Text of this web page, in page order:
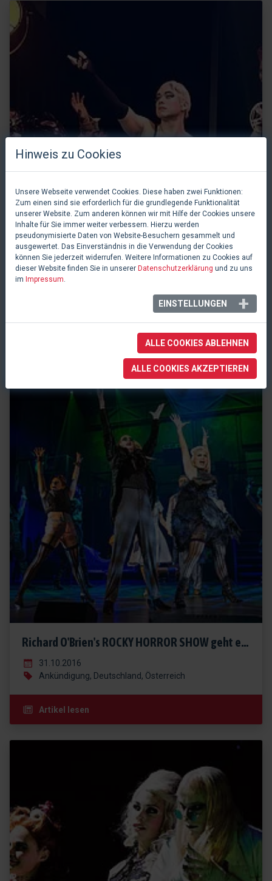
Neue redaktionelle Bewertung: ROCKY HORROR SHOW auf Tour
Richard O'Brien's ROCKY HORROR SHOW geht erneut auf Tour
31.10.2016
Ankündigung, Deutschland, Österreich
Artikel lesen
Hinweis zu Cookies
Unsere Webseite verwendet Cookies. Diese haben zwei Funktionen:
Zum einen sind sie erforderlich für die grundlegende Funktionalität
unserer Website. Zum anderen können wir mit Hilfe der Cookies unsere
Inhalte für Sie immer weiter verbessern. Hierzu werden
pseudonymisierte Daten von Website-Besuchern gesammelt und
ausgewertet. Das Einverständnis in die Verwendung der Cookies
können Sie jederzeit widerrufen. Weitere Informationen zu Cookies auf
dieser Website finden Sie in unserer Datenschutzerklärung und zu uns
im Impressum.
EINSTELLUNGEN
ALLE COOKIES ABLEHNEN
ALLE COOKIES AKZEPTIEREN